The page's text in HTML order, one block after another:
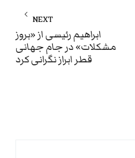
NEXT
ابراهیم رئیسی از «بروز
مشکلات» در جام جهانی
قطر ابراز نگرانی کرد